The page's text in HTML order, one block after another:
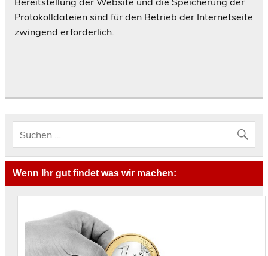
Protokolldateien sind für den Betrieb der Internetseite
zwingend erforderlich.
Wenn Ihr gut findet was wir machen: